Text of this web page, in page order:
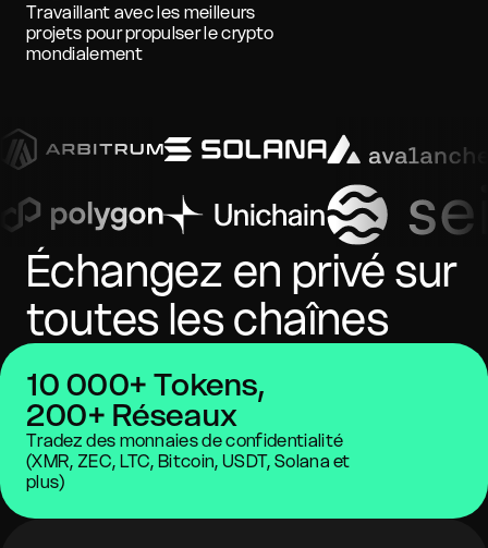
Travaillant avec les meilleurs
projets pour propulser le crypto
mondialement
Échangez en privé sur
toutes les chaînes
10 000+ Tokens,
200+ Réseaux
Tradez des monnaies de confidentialité
(XMR, ZEC, LTC, Bitcoin, USDT, Solana et
plus)